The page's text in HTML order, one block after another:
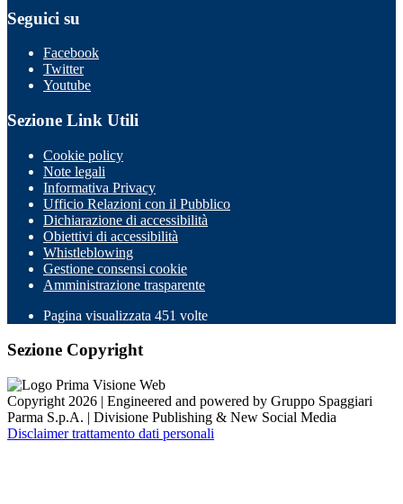
Seguici su
Facebook
Twitter
Youtube
Sezione Link Utili
Cookie policy
Note legali
Informativa Privacy
Ufficio Relazioni con il Pubblico
Dichiarazione di accessibilità
Obiettivi di accessibilità
Whistleblowing
Gestione consensi cookie
Amministrazione trasparente
Pagina visualizzata 451 volte
Sezione Copyright
Copyright 2026 | Engineered and powered by Gruppo Spaggiari
Parma S.p.A. | Divisione Publishing & New Social Media
Disclaimer trattamento dati personali